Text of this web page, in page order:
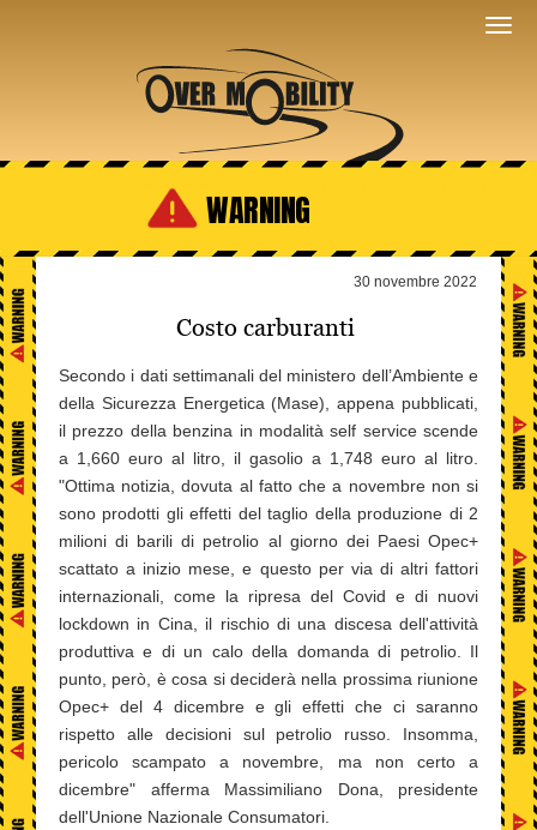
WARNING
30 novembre 2022
Costo carburanti
Secondo i dati settimanali del ministero dell’Ambiente e
della Sicurezza Energetica (Mase), appena pubblicati,
il prezzo della benzina in modalità self service scende
a 1,660 euro al litro, il gasolio a 1,748 euro al litro.
"Ottima notizia, dovuta al fatto che a novembre non si
sono prodotti gli effetti del taglio della produzione di 2
milioni di barili di petrolio al giorno dei Paesi Opec+
scattato a inizio mese, e questo per via di altri fattori
internazionali, come la ripresa del Covid e di nuovi
lockdown in Cina, il rischio di una discesa dell'attività
produttiva e di un calo della domanda di petrolio. Il
punto, però, è cosa si deciderà nella prossima riunione
Opec+ del 4 dicembre e gli effetti che ci saranno
rispetto alle decisioni sul petrolio russo. Insomma,
pericolo scampato a novembre, ma non certo a
dicembre" afferma Massimiliano Dona, presidente
dell'Unione Nazionale Consumatori.